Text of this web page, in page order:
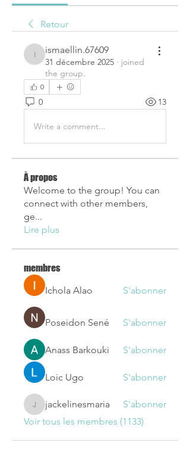
Retour
ismaellin.67609
ismaellin.67609
31 décembre 2025 · joined
the group.
0
0 13
Write a comment...
À propos
Welcome to the group! You can
connect with other members,
ge...
Lire plus
membres
Ichola Alao
S'abonner
Poseidon Sené S'abonner
Anass Barkouki S'abonner
Loic Ugo S'abonner
jackelinesmaria
jackelinesmaria
S'abonner
Voir tous les membres (1133)